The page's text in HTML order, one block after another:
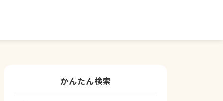
かんたん検索